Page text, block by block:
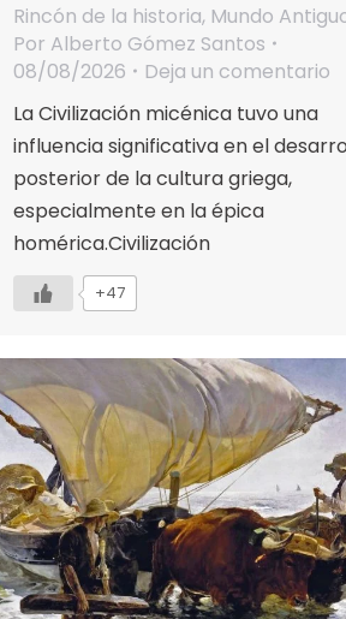
Rincón de la historia, Mundo
Por Alberto Gómez Santos
08/08/2026
Deja un comentario
La Civilización micénica tuvo una
influencia significativa en el
posterior de la cultura griega,
especialmente en la épica
homérica.Civilización
+47